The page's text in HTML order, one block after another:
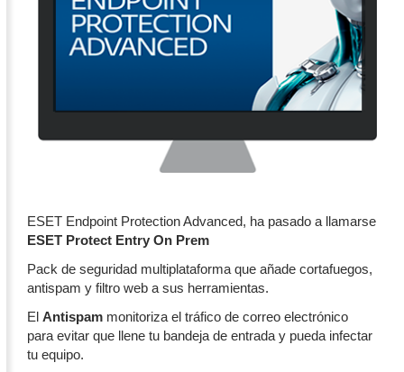
ESET Endpoint Protection Advanced, ha pasado a llamarse
ESET Protect Entry On Prem
Pack de seguridad multiplataforma que añade cortafuegos,
antispam y filtro web a sus herramientas.
El Antispam monitoriza el tráfico de correo electrónico
para evitar que llene tu bandeja de entrada y pueda infectar
tu equipo.